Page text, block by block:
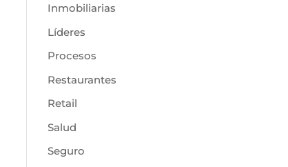
Inmobiliarias
Líderes
Procesos
Restaurantes
Retail
Salud
Seguro